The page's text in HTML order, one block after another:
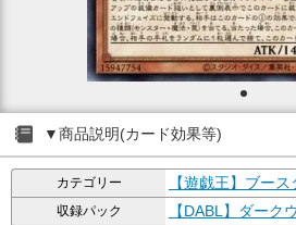
▼商品説明(カード効果等)
カテゴリー 【遊戯王】ブー
収録パック 【DABL】ダーク